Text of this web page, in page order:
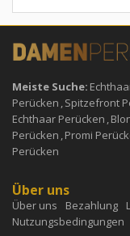
Meiste Suche:
Perücken ,Spitzefront
Echthaar Perücken ,
Perücken ,Promi
Perücken
Über uns
Über uns Bezahlung
Nutzungsbedingungen